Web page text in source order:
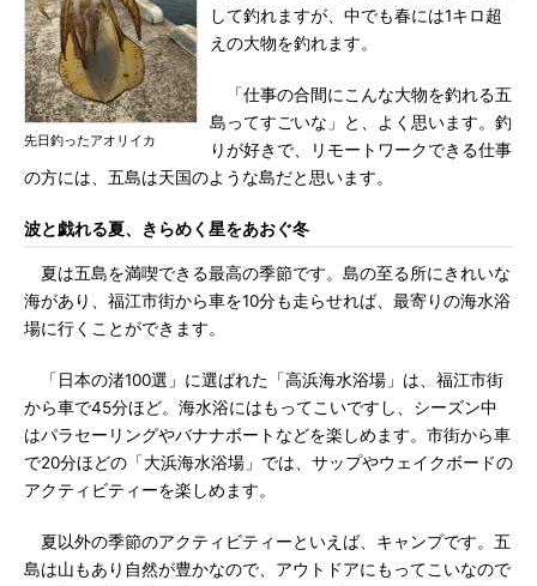
先日釣ったアオリイカ
して釣れますが、中でも春には1キロ超
えの大物を釣れます。
「仕事の合間にこんな大物を釣れる五
島ってすごいな」と、よく思います。釣
りが好きで、リモートワークできる仕事
の方には、五島は天国のような島だと思います。
波と戯れる夏、きらめく星をあおぐ冬
夏は五島を満喫できる最高の季節です。島の至る所にきれいな
海があり、福江市街から車を10分も走らせれば、最寄りの海水浴
場に行くことができます。
「日本の渚100選」に選ばれた「高浜海水浴場」は、福江市街
から車で45分ほど。海水浴にはもってこいですし、シーズン中
はパラセーリングやバナナボートなどを楽しめます。市街から車
で20分ほどの「大浜海水浴場」では、サップやウェイクボードの
アクティビティーを楽しめます。
夏以外の季節のアクティビティーといえば、キャンプです。五
島は山もあり自然が豊かなので、アウトドアにもってこいなので